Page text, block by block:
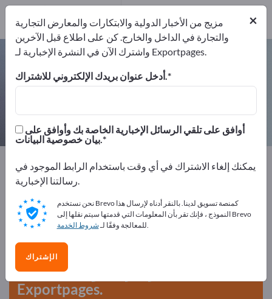
مستشعرات عزم الدوران – اعثر على
الشركات المصنعة والموردين
المصدرين3
المصنعين3
Exportpages تقنية القياس والبصريات
تقنية المجسات
مستشعرات عزم الدوران
أعلن مجانًا على Exportpages!
الاحتياجات – العروض – السلع المستعملة – جهات الاتصال
التجارية >> ابدأ من هنا
انشر شركتك ومنتجاتك على
Exportpages.
×
مزيج من الأخبار الدولية والابتكارات والمعارض التجارية
والتجارة في الداخل والخارج. كن على اطلاع قبل الآخرين
واشترك الآن في النشرة الإخبارية لـ Exportpages.
أدخل عنوان بريدك الإلكتروني للاشتراك.
بيان خصوصية البيانات.
يمكنك إلغاء الاشتراك في أي وقت باستخدام الرابط الموجود في
رسالتنا الإخبارية.
نحن نستخدم Brevo كمنصة تسويق لدينا. بالنقر أدناه لإرسال هذا
النموذج ، فإنك تقر بأن المعلومات التي قدمتها سيتم نقلها إلى Brevo
للمعالجة وفقًا لـشروط الخدمة .
الإشتراك